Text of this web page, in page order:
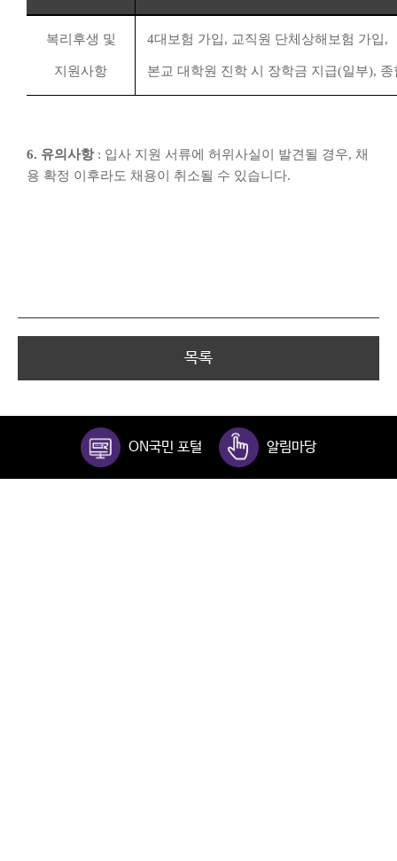
복리후생 및
지원사항
4대보험 가입, 교직원 단체상해보험 가입,
본교 대학원 진학 시 장학금 지급(일부), 종
6. 유의사항: 입사 지원 서류에 허위사실이 발견될 경우, 채
용 확정 이후라도 채용이 취소될 수 있습니다.
목록
ON국민 포털 알림마당